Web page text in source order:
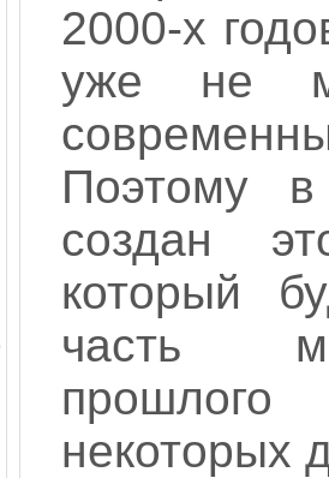
2000-х
уже не
Поэтому
создан
который
часть
некоторых